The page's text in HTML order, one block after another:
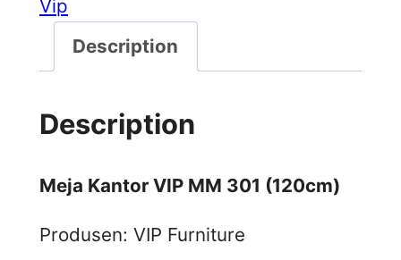
Vip
Description
Description
Meja Kantor VIP MM 301 (120cm)
Produsen: VIP Furniture